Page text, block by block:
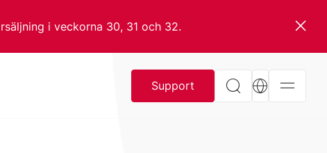
Support
i veckorna 30, 31 och 32.